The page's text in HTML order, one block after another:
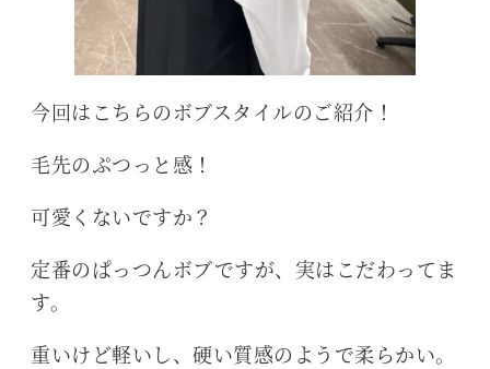
今回はこちらのボブスタイルのご紹介！
毛先のぷつっと感！
可愛くないですか？
定番のぱっつんボブですが、実はこだわってま
す。
重いけど軽いし、硬い質感のようで柔らかい。